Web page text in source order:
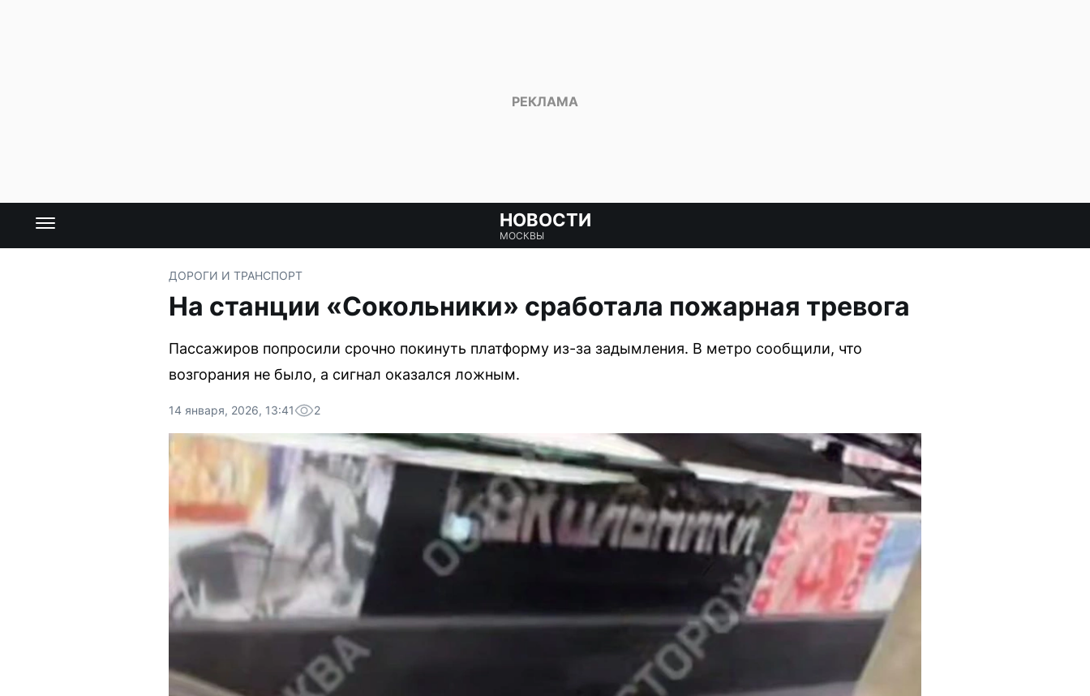
НОВОСТИ
МОСКВЫ
ДОРОГИ И ТРАНСПОРТ
На станции «Сокольники» сработала пожарная тревога
Пассажиров попросили срочно покинуть платформу из-за задымления. В метро сообщили, что
возгорания не было, а сигнал оказался ложным.
14 января, 2026, 13:41 2